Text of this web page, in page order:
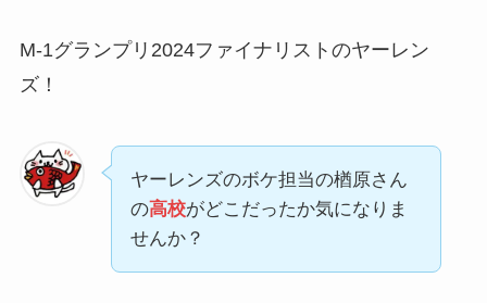
M-1グランプリ2024ファイナリストのヤーレン
ズ！
ヤーレンズのボケ担当の楢原さん
の高校がどこだったか気になりま
せんか？